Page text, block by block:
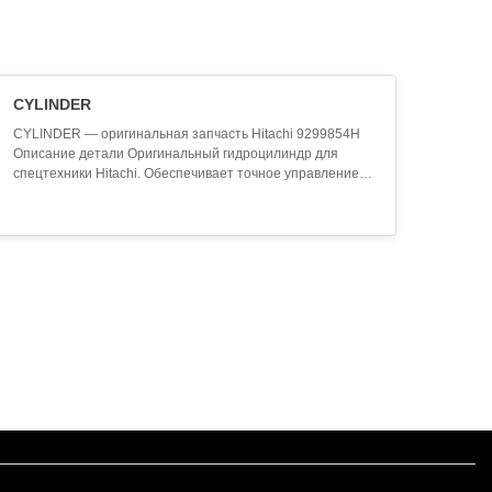
CYLINDER
CYLINDER — оригинальная запчасть Hitachi 9299854H
Описание детали Оригинальный гидроцилиндр для
спецтехники Hitachi. Обеспечивает точное управление
характеристики Производитель: Hitachi Артикул (SKU):